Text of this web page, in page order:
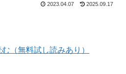
2023.04.07 2025.09.17
（無料試し読みあり）